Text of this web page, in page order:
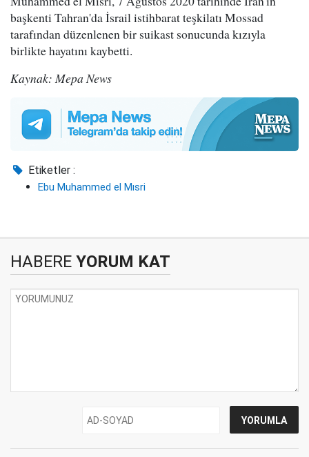
başkenti Tahran'da İsrail istihbarat teşkilatı Mossad
tarafından düzenlenen bir suikast sonucunda kızıyla
birlikte hayatını kaybetti.
Kaynak: Mepa News
Etiketler :
Ebu Muhammed el Mısri
HABERE YORUM KAT